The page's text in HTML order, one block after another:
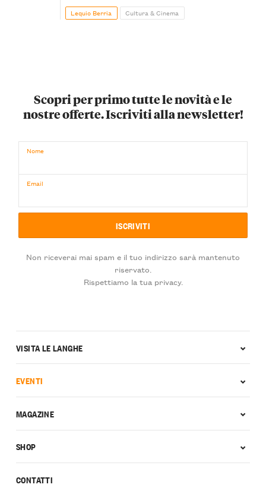
Lequio Berria Cultura & Cinema
Scopri per primo tutte le novità e le
nostre offerte. Iscriviti alla newsletter!
Nome
Email
Non riceverai mai spam e il tuo indirizzo sarà mantenuto
riservato.
Rispettiamo la tua privacy.
CONTATTI
VISITA LE LANGHE
EVENTI
MAGAZINE
SHOP